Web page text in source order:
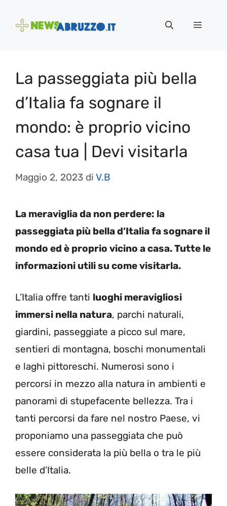
Menu
La passeggiata più bella
d’Italia fa sognare il
mondo: è proprio vicino
casa tua | Devi visitarla
Maggio 2, 2023 di V.B
La meraviglia da non perdere: la
passeggiata più bella d’Italia fa sognare il
mondo ed è proprio vicino a casa. Tutte le
informazioni utili su come visitarla.
L’Italia offre tanti luoghi meravigliosi
immersi nella natura, parchi naturali,
giardini, passeggiate a picco sul mare,
sentieri di montagna, boschi monumentali
e laghi pittoreschi. Numerosi sono i
percorsi in mezzo alla natura in ambienti e
panorami di stupefacente bellezza. Tra i
tanti percorsi da fare nel nostro Paese, vi
proponiamo una passeggiata che può
essere considerata la più bella o tra le più
belle d’Italia.